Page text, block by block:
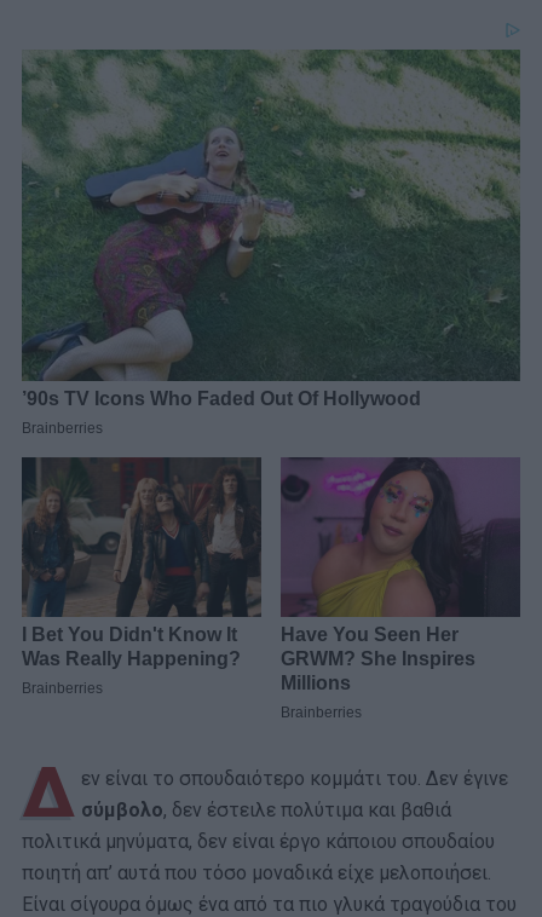
Δ εν είναι το σπουδαιότερο κομμάτι του. Δεν έγινε
σύμβολο, δεν έστειλε πολύτιμα και βαθιά
πολιτικά μηνύματα, δεν είναι έργο κάποιου σπουδαίου
ποιητή απ’ αυτά που τόσο μοναδικά είχε μελοποιήσει.
Είναι σίγουρα όμως ένα από τα πιο γλυκά τραγούδια του